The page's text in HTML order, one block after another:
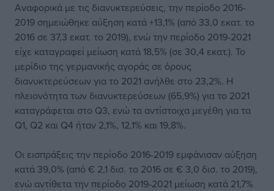
Αναφορικά με τις διανυκτερεύσεις, την περίοδο 2016-
2019 σημειώθηκε αύξηση κατά +13,1% (από 33,0 εκατ. το
2016 σε 37,3 εκατ. το 2019), ενώ την περίοδο 2019-2021
είχε καταγραφεί μείωση κατά 18,5% (σε 30,4 εκατ.). Το
μερίδιο της γερμανικής αγοράς σε όρους
διανυκτερεύσεων για το 2021 ανήλθε στο 23,2%. Η
πλειονότητα των διανυκτερεύσεων (65,9%) για το 2021
καταγράφεται στο Q3, ενώ τα αντίστοιχα μεγέθη για τα
Q1, Q2 και Q4 ήταν 2,1%, 12,1% και 19,8%.
Οι εισπράξεις την περίοδο 2016-2019 εμφάνισαν αύξηση
κατά 39,0% (από € 2,1 δισ. το 2016 σε € 3,0 δισ. το 2019),
ενώ αντίθετα την περίοδο 2019-2021 μείωση κατά 21,7%